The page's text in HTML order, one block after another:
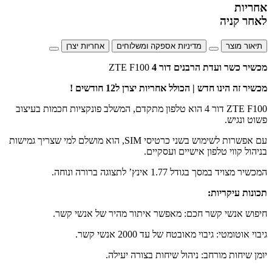
אחריות
לאחר קניה
תיאור מוצר מדיניות אספקה ומשלוחים אחריות יצרן
מכשיר כשר ועדת הרבנים דור 4
ZTE F100
מכשיר זה הינו חדש | הכולל אחריות יצרן ל12 חודשים !
ZTE F100 דור 4 הוא טלפון מתקדם, המשלב פונקציות חכמות בעיצוב
פשוט ונגיש.
עם אפשרות לשימוש בשני כרטיסי SIM, הוא מושלם למי שצריך גמישות
בניהול קווי טלפון אישיים ועסקיים.
המכשיר מצויד במסך בגודל 1.77 אינץ’ לתצוגה ברורה ונוחה.
תכונות עיקריות:
חיפוש אנשי קשר חכם: מאפשר איתור מהיר של אנשי קשר.
גיבוי אוטומטי: גיבוי מאובטח של עד 2000 אנשי קשר.
יומן שיחות מורחב: ניהול שיחות בצורה יעילה.